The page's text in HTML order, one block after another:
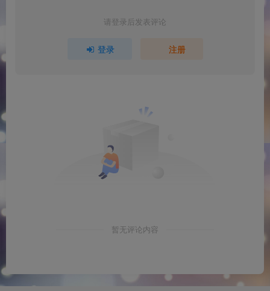
请登录后发表评论
登录 注册
暂无评论内容